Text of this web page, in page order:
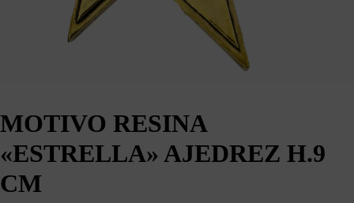
MOTIVO RESINA
«ESTRELLA» AJEDREZ H.9
CM